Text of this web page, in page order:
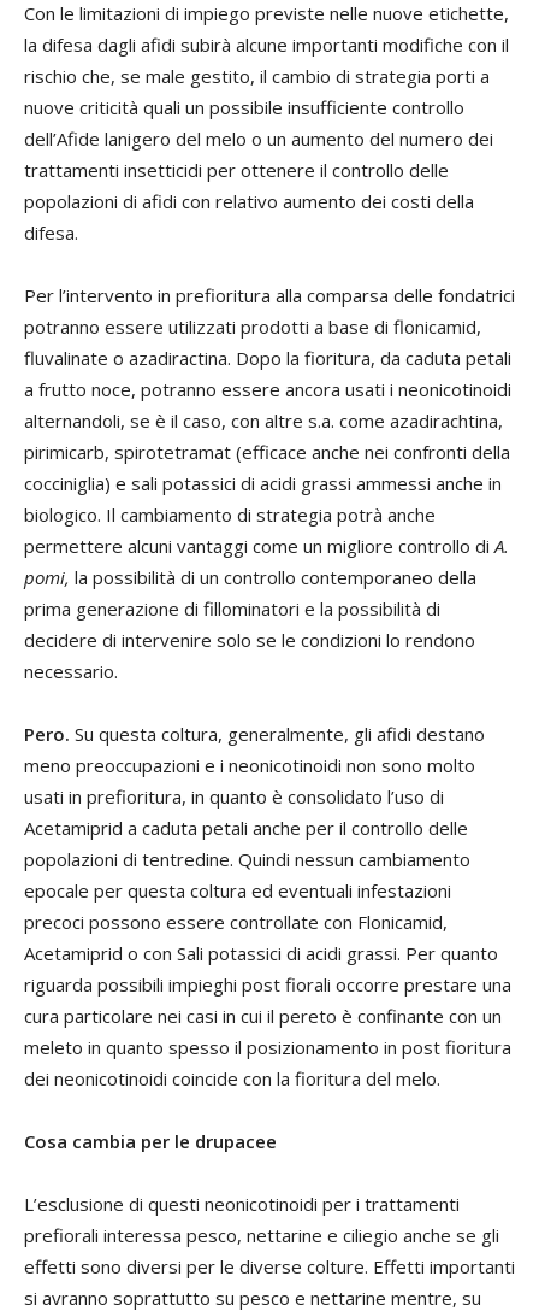
Con le limitazioni di impiego previste nelle nuove etichette,
la difesa dagli afidi subirà alcune importanti modifiche con il
rischio che, se male gestito, il cambio di strategia porti a
nuove criticità quali un possibile insufficiente controllo
dell’Afide lanigero del melo o un aumento del numero dei
trattamenti insetticidi per ottenere il controllo delle
popolazioni di afidi con relativo aumento dei costi della
difesa.
Per l’intervento in prefioritura alla comparsa delle fondatrici
potranno essere utilizzati prodotti a base di flonicamid,
fluvalinate o azadiractina. Dopo la fioritura, da caduta petali
a frutto noce, potranno essere ancora usati i neonicotinoidi
alternandoli, se è il caso, con altre s.a. come azadirachtina,
pirimicarb, spirotetramat (efficace anche nei confronti della
cocciniglia) e sali potassici di acidi grassi ammessi anche in
biologico. Il cambiamento di strategia potrà anche
permettere alcuni vantaggi come un migliore controllo diA.
pomi, la possibilità di un controllo contemporaneo della
prima generazione di fillominatori e la possibilità di
decidere di intervenire solo se le condizioni lo rendono
necessario.
Pero. Su questa coltura, generalmente, gli afidi destano
meno preoccupazioni e i neonicotinoidi non sono molto
usati in prefioritura, in quanto è consolidato l’uso di
Acetamiprid a caduta petali anche per il controllo delle
popolazioni di tentredine. Quindi nessun cambiamento
epocale per questa coltura ed eventuali infestazioni
precoci possono essere controllate con Flonicamid,
Acetamiprid o con Sali potassici di acidi grassi. Per quanto
riguarda possibili impieghi post fiorali occorre prestare una
cura particolare nei casi in cui il pereto è confinante con un
meleto in quanto spesso il posizionamento in post fioritura
dei neonicotinoidi coincide con la fioritura del melo.
Cosa cambia per le drupacee
L’esclusione di questi neonicotinoidi per i trattamenti
prefiorali interessa pesco, nettarine e ciliegio anche se gli
effetti sono diversi per le diverse colture. Effetti importanti
si avranno soprattutto su pesco e nettarine mentre, su